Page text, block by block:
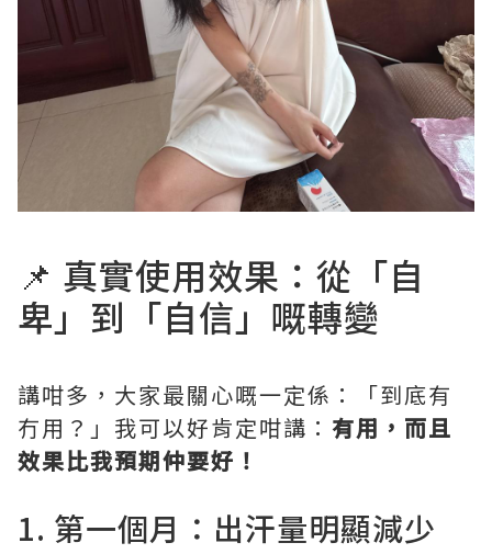
📌 真實使用效果：從「自
卑」到「自信」嘅轉變
講咁多，大家最關心嘅一定係：「到底有
冇用？」我可以好肯定咁講： 有用，而且
效果比我預期仲要好！
1. 第一個月：出汗量明顯減少